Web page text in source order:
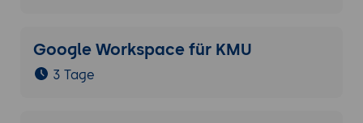
Google Workspace für KMU
3 Tage